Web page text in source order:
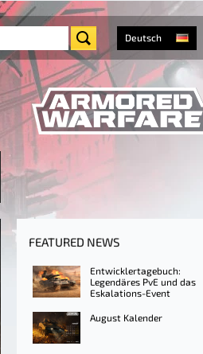
Deutsch
FEATURED NEWS
Entwicklertagebuch:
Legendäres PvE und das
Eskalations-Event
August Kalender